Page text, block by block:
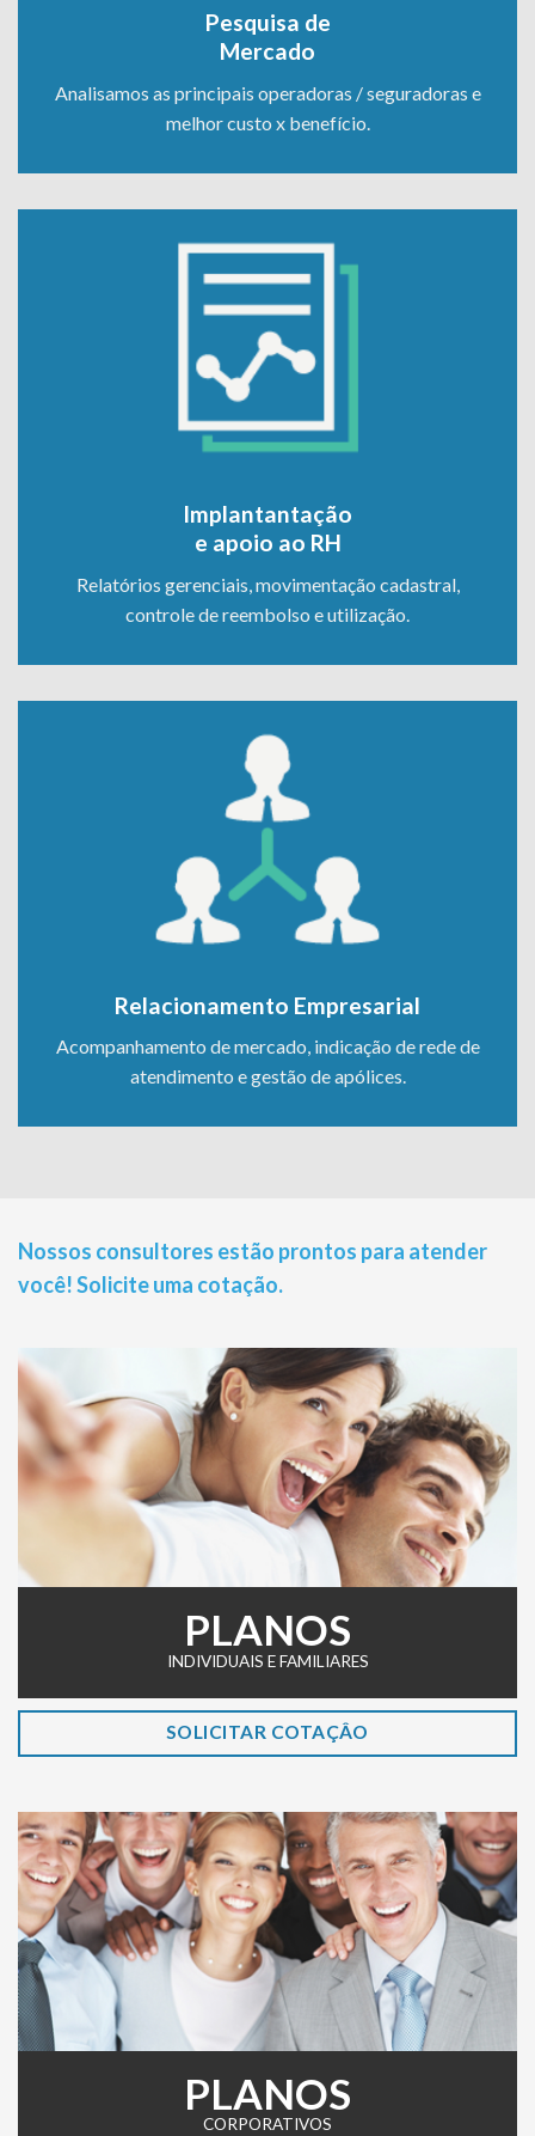
Pesquisa de
Mercado
Analisamos as principais operadoras / seguradoras e
melhor custo x benefício.
Implantantação
e apoio ao RH
Relatórios gerenciais, movimentação cadastral,
controle de reembolso e utilização.
Relacionamento Empresarial
Acompanhamento de mercado, indicação de rede de
atendimento e gestão de apólices.
Nossos consultores estão prontos para atender
você! Solicite uma cotação.
PLANOS
INDIVIDUAIS E FAMILIARES
SOLICITAR COTAÇÂO
PLANOS
CORPORATIVOS